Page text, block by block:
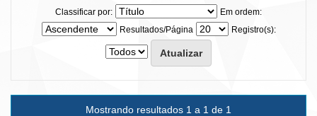
Classificar por:
Em ordem:
Resultados/Página
Registro(s):
Mostrando resultados 1 a 1 de 1